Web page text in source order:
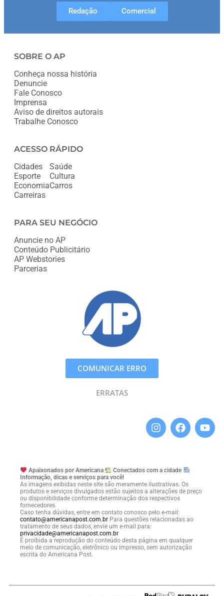
Redação Comercial
SOBRE O AP
Conheça nossa história
Denuncie
Fale Conosco
Imprensa
Aviso de direitos autorais
Trabalhe Conosco
ACESSO RÁPIDO
Cidades
Esporte
Economia
Carreiras
Saúde
Cultura
Carros
PARA SEU NEGÓCIO
Anuncie no AP
Conteúdo Publicitário
AP Webstories
Parcerias
COMUNICAR ERRO
ERRATAS
Apaixonados por Americana
Conectados com a cidade
Informação, dicas e serviços para você!
As imagens exibidas neste site são meramente ilustrativas. Os
produtos e serviços divulgados estão sujeitos a alterações de preço
ou disponibilidade conforme determinação dos respectivos
fornecedores.
Caso tenha dúvidas, entre em contato conosco pelo e-mail:
contato@americanapost.com.br Para questões relacionadas ao
tratamento de seus dados, envie um e-mail para:
privacidade@americanapost.com.br
É proibida a reprodução do conteúdo desta página em qualquer
meio de comunicação, eletrônico ou impresso, sem autorização
escrita do Americana Post.